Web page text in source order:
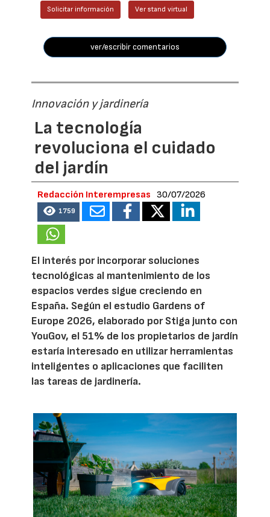
Solicitar información Ver stand virtual
ver/escribir comentarios
Innovación y jardinería
La tecnología
revoluciona el cuidado
del jardín
Redacción Interempresas 30/07/2026
1759
El interés por incorporar soluciones
tecnológicas al mantenimiento de los
espacios verdes sigue creciendo en
España. Según el estudio Gardens of
Europe 2026, elaborado por Stiga junto con
YouGov, el 51% de los propietarios de jardín
estaría interesado en utilizar herramientas
inteligentes o aplicaciones que faciliten
las tareas de jardinería.